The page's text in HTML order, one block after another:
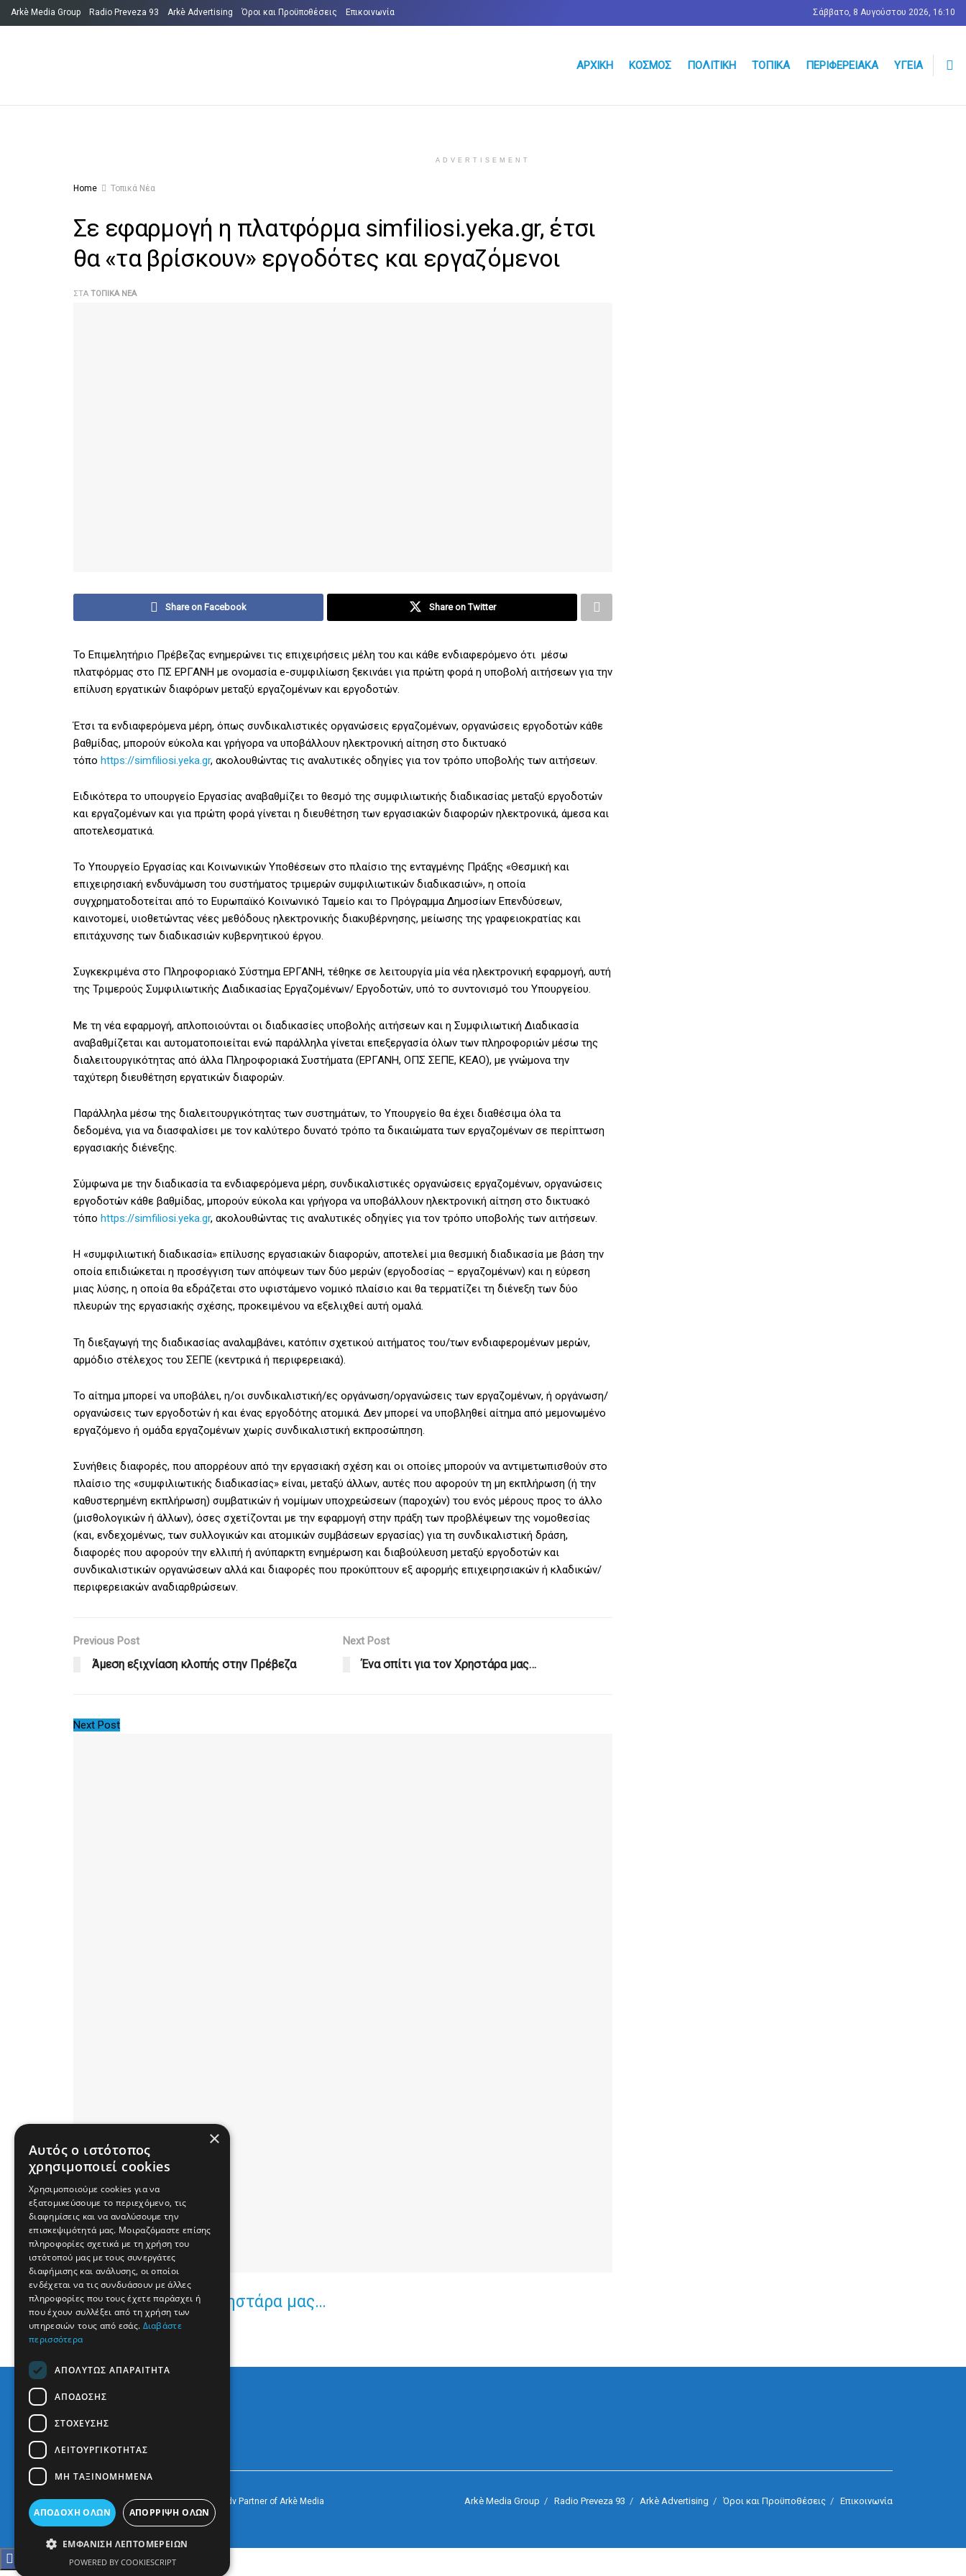
Arkè Media Group Radio Preveza 93 Arkè Advertising Όροι και Προϋποθέσεις Επικοινωνία Σάββατο, 8 Αυγούστου 2026, 16:10
ΑΡΧΙΚΉ ΚΌΣΜΟΣ ΠΟΛΙΤΙΚΉ ΤΟΠΙΚΆ ΠΕΡΙΦΕΡΕΙΑΚΆ ΥΓΕΊΑ
ADVERTISEMENT
Home Τοπικά Νέα
Σε εφαρμογή η πλατφόρμα simfiliosi.yeka.gr, έτσι
θα «τα βρίσκουν» εργοδότες και εργαζόμενοι
ΣΤΑ ΤΟΠΙΚΆ ΝΈΑ
Share on Facebook Share on Twitter
Το Επιμελητήριο Πρέβεζας ενημερώνει τις επιχειρήσεις μέλη του και κάθε ενδιαφερόμενο ότι μέσω
πλατφόρμας στο ΠΣ ΕΡΓΑΝΗ με ονομασία e-συμφιλίωση ξεκινάει για πρώτη φορά η υποβολή αιτήσεων για την
επίλυση εργατικών διαφόρων μεταξύ εργαζομένων και εργοδοτών.
Έτσι τα ενδιαφερόμενα μέρη, όπως συνδικαλιστικές οργανώσεις εργαζομένων, οργανώσεις εργοδοτών κάθε
βαθμίδας, μπορούν εύκολα και γρήγορα να υποβάλλουν ηλεκτρονική αίτηση στο δικτυακό
τόπο https://simfiliosi.yeka.gr, ακολουθώντας τις αναλυτικές οδηγίες για τον τρόπο υποβολής των αιτήσεων.
Ειδικότερα το υπουργείο Εργασίας αναβαθμίζει το θεσμό της συμφιλιωτικής διαδικασίας μεταξύ εργοδοτών
και εργαζομένων και για πρώτη φορά γίνεται η διευθέτηση των εργασιακών διαφορών ηλεκτρονικά, άμεσα και
αποτελεσματικά.
Το Υπουργείο Εργασίας και Κοινωνικών Υποθέσεων στο πλαίσιο της ενταγμένης Πράξης «Θεσμική και
επιχειρησιακή ενδυνάμωση του συστήματος τριμερών συμφιλιωτικών διαδικασιών», η οποία
συγχρηματοδοτείται από το Ευρωπαϊκό Κοινωνικό Ταμείο και το Πρόγραμμα Δημοσίων Επενδύσεων,
καινοτομεί, υιοθετώντας νέες μεθόδους ηλεκτρονικής διακυβέρνησης, μείωσης της γραφειοκρατίας και
επιτάχυνσης των διαδικασιών κυβερνητικού έργου.
Συγκεκριμένα στο Πληροφοριακό Σύστημα ΕΡΓΑΝΗ, τέθηκε σε λειτουργία μία νέα ηλεκτρονική εφαρμογή, αυτή
της Τριμερούς Συμφιλιωτικής Διαδικασίας Εργαζομένων/ Εργοδοτών, υπό το συντονισμό του Υπουργείου.
Με τη νέα εφαρμογή, απλοποιούνται οι διαδικασίες υποβολής αιτήσεων και η Συμφιλιωτική Διαδικασία
αναβαθμίζεται και αυτοματοποιείται ενώ παράλληλα γίνεται επεξεργασία όλων των πληροφοριών μέσω της
διαλειτουργικότητας από άλλα Πληροφοριακά Συστήματα (ΕΡΓΑΝΗ, ΟΠΣ ΣΕΠΕ, ΚΕΑΟ), με γνώμονα την
ταχύτερη διευθέτηση εργατικών διαφορών.
Παράλληλα μέσω της διαλειτουργικότητας των συστημάτων, το Υπουργείο θα έχει διαθέσιμα όλα τα
δεδομένα, για να διασφαλίσει με τον καλύτερο δυνατό τρόπο τα δικαιώματα των εργαζομένων σε περίπτωση
εργασιακής διένεξης.
Σύμφωνα με την διαδικασία τα ενδιαφερόμενα μέρη, συνδικαλιστικές οργανώσεις εργαζομένων, οργανώσεις
εργοδοτών κάθε βαθμίδας, μπορούν εύκολα και γρήγορα να υποβάλλουν ηλεκτρονική αίτηση στο δικτυακό
τόπο https://simfiliosi.yeka.gr, ακολουθώντας τις αναλυτικές οδηγίες για τον τρόπο υποβολής των αιτήσεων.
Η «συμφιλιωτική διαδικασία» επίλυσης εργασιακών διαφορών, αποτελεί μια θεσμική διαδικασία με βάση την
οποία επιδιώκεται η προσέγγιση των απόψεων των δύο μερών (εργοδοσίας – εργαζομένων) και η εύρεση
μιας λύσης, η οποία θα εδράζεται στο υφιστάμενο νομικό πλαίσιο και θα τερματίζει τη διένεξη των δύο
πλευρών της εργασιακής σχέσης, προκειμένου να εξελιχθεί αυτή ομαλά.
Τη διεξαγωγή της διαδικασίας αναλαμβάνει, κατόπιν σχετικού αιτήματος του/των ενδιαφερομένων μερών,
αρμόδιο στέλεχος του ΣΕΠΕ (κεντρικά ή περιφερειακά).
Το αίτημα μπορεί να υποβάλει, η/οι συνδικαλιστική/ες οργάνωση/οργανώσεις των εργαζομένων, ή οργάνωση/
οργανώσεις των εργοδοτών ή και ένας εργοδότης ατομικά. Δεν μπορεί να υποβληθεί αίτημα από μεμονωμένο
εργαζόμενο ή ομάδα εργαζομένων χωρίς συνδικαλιστική εκπροσώπηση.
Συνήθεις διαφορές, που απορρέουν από την εργασιακή σχέση και οι οποίες μπορούν να αντιμετωπισθούν στο
πλαίσιο της «συμφιλιωτικής διαδικασίας» είναι, μεταξύ άλλων, αυτές που αφορούν τη μη εκπλήρωση (ή την
καθυστερημένη εκπλήρωση) συμβατικών ή νομίμων υποχρεώσεων (παροχών) του ενός μέρους προς το άλλο
(μισθολογικών ή άλλων), όσες σχετίζονται με την εφαρμογή στην πράξη των προβλέψεων της νομοθεσίας
(και, ενδεχομένως, των συλλογικών και ατομικών συμβάσεων εργασίας) για τη συνδικαλιστική δράση,
διαφορές που αφορούν την ελλιπή ή ανύπαρκτη ενημέρωση και διαβούλευση μεταξύ εργοδοτών και
συνδικαλιστικών οργανώσεων αλλά και διαφορές που προκύπτουν εξ αφορμής επιχειρησιακών ή κλαδικών/
περιφερειακών αναδιαρθρώσεων.
Previous Post
Άμεση εξιχνίαση κλοπής στην Πρέβεζα
Next Post
Ένα σπίτι για τον Χρηστάρα μας…
Next Post
Ένα σπίτι για τον Χρηστάρα μας…
Arkè Media Group Radio Preveza 93 Arkè Advertising Όροι και Προϋποθέσεις Επικοινωνία
© 2022PrevezapostInspired byArkè Adv Partner of Arkè Media
×
Αυτός ο ιστότοπος
χρησιμοποιεί cookies
Χρησιμοποιούμε cookies για να
εξατομικεύσουμε το περιεχόμενο, τις
διαφημίσεις και να αναλύσουμε την
επισκεψιμότητά μας. Μοιραζόμαστε επίσης
πληροφορίες σχετικά με τη χρήση του
ιστότοπού μας με τους συνεργάτες
διαφήμισης και ανάλυσης, οι οποίοι
ενδέχεται να τις συνδυάσουν με άλλες
πληροφορίες που τους έχετε παράσχει ή
που έχουν συλλέξει από τη χρήση των
υπηρεσιών τους από εσάς. Διαβάστε
περισσότερα
ΑΠΟΛΎΤΩΣ ΑΠΑΡΑΊΤΗΤΑ
ΑΠΌΔΟΣΗΣ
ΣΤΌΧΕΥΣΗΣ
ΛΕΙΤΟΥΡΓΙΚΌΤΗΤΑΣ
ΜΗ ΤΑΞΙΝΟΜΗΜΈΝΑ
ΑΠΟΔΟΧΉ ΌΛΩΝ ΑΠΌΡΡΙΨΗ ΌΛΩΝ
ΕΜΦΆΝΙΣΗ ΛΕΠΤΟΜΕΡΕΙΏΝ
POWERED BY COOKIESCRIPT